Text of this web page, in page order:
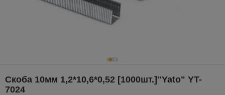
Скоба 10мм 1,2*10,6*0,52 [1000шт.]"Yato" YT-
7024